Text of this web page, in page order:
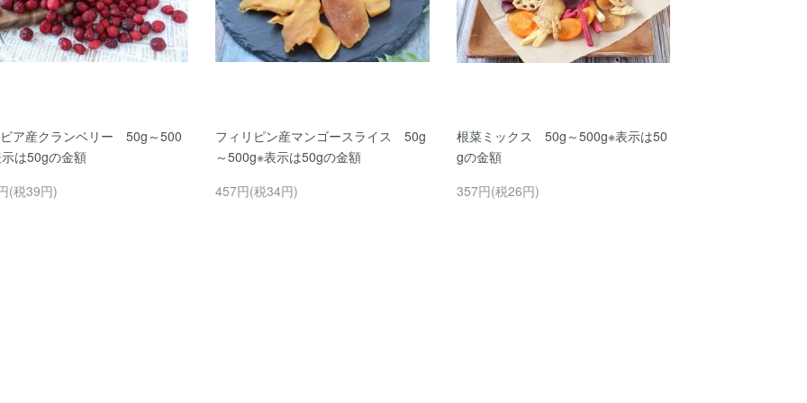
ア産クランベリー 50g～500
は50gの金額
(税39円)
フィリピン産マンゴースライス 50g
～500g※表示は50gの金額
457円(税34円)
根菜ミックス 50g～500g※表示は50
gの金額
357円(税26円)